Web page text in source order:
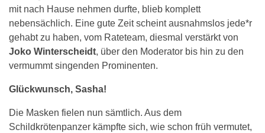
mit nach Hause nehmen durfte, blieb komplett
nebensächlich. Eine gute Zeit scheint ausnahmslos jede*r
gehabt zu haben, vom Rateteam, diesmal verstärkt von
Joko Winterscheidt, über den Moderator bis hin zu den
vermummt singenden Prominenten.
Glückwunsch, Sasha!
Die Masken fielen nun sämtlich. Aus dem
Schildkrötenpanzer kämpfte sich, wie schon früh vermutet,